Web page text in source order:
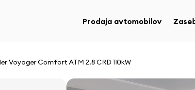
Prodaja avtomobilov
Voyager Comfort ATM 2.8 CRD 110kW